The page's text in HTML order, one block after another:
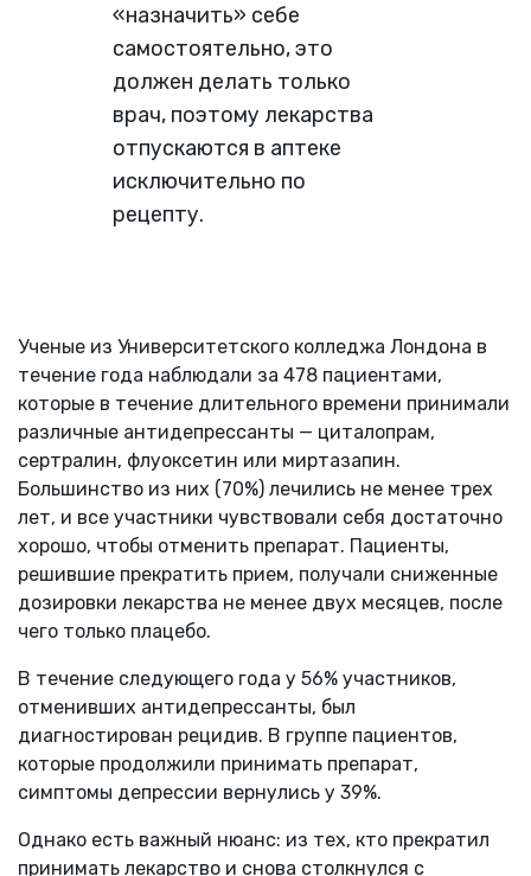
«назначить» себе
самостоятельно, это
должен делать только
врач, поэтому лекарства
отпускаются в аптеке
исключительно по
рецепту.
Ученые из Университетского колледжа Лондона в
течение года наблюдали за 478 пациентами,
которые в течение длительного времени принимали
различные антидепрессанты — циталопрам,
сертралин, флуоксетин или миртазапин.
Большинство из них (70%) лечились не менее трех
лет, и все участники чувствовали себя достаточно
хорошо, чтобы отменить препарат. Пациенты,
решившие прекратить прием, получали сниженные
дозировки лекарства не менее двух месяцев, после
чего только плацебо.
В течение следующего года у 56% участников,
отменивших антидепрессанты, был
диагностирован рецидив. В группе пациентов,
которые продолжили принимать препарат,
симптомы депрессии вернулись у 39%.
Однако есть важный нюанс: из тех, кто прекратил
принимать лекарство и снова столкнулся с